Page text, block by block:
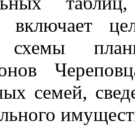
включает
схемы
семей,